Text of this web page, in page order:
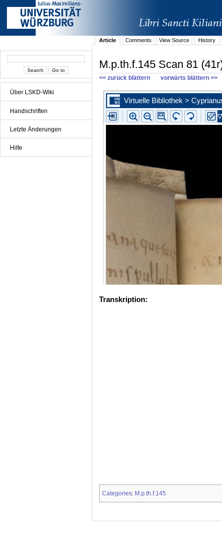
Über LSKD-Wiki
Handschriften
Letzte Änderungen
Hilfe
Article Comments View Source History
M.p.th.f.145 Scan 81
<< zurück blättern vorwärts blättern >>
Transkription:
Categories: M.p.th.f.145